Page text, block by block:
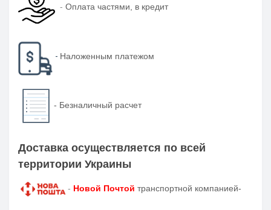
- Оплата частями, в кредит
- Наложенным платежом
- Безналичный расчет
Доставка осуществляется по всей
территории Украины
- Новой Почтой транспортной компанией-